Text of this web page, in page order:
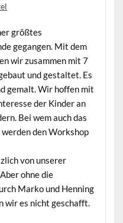
größtes
gegangen. Mit dem
wir zusammen mit 7
und gestaltet. Es
gemalt. Wir hoffen mit
der Kinder an
Bei wem auch das
den Workshop
von unserer
ohne die
Marko und Henning
wir es nicht geschafft.